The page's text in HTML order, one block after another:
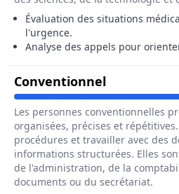
Évaluation des situations
l'urgence.
Analyse des appels pour
ConventionnelPour Le
Les personnes conventionnelles
organisées, précises et
procédures et travailler avec des
informations structurées. Elles
de l'administration, de la
documents ou du secrétariat.